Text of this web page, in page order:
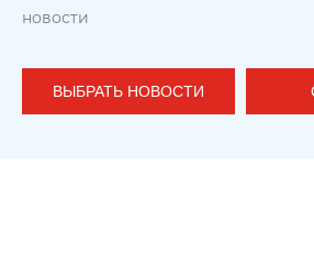
новости
ВЫБРАТЬ НОВОСТИ